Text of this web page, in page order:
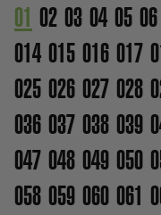
01 02 03 04 05 06
014 015 016 017
025 026 027 028
036 037 038 039
047 048 049 050
058 059 060 061